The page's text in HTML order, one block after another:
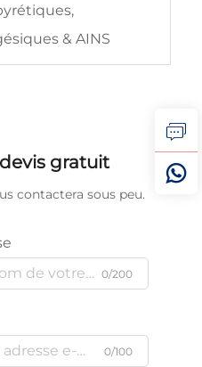
& AINS
gratuit
contactera sous peu.
0/200
0/100